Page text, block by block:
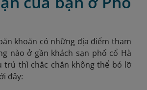
khoăn có những địa điểm tham
nào ở gần khách sạn phố cổ Hà
trú thì chắc chắn không thể bỏ lỡ
đây: